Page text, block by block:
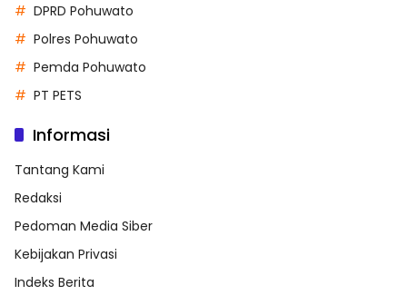
DPRD Pohuwato
Polres Pohuwato
Pemda Pohuwato
PT PETS
Informasi
Tantang Kami
Redaksi
Pedoman Media Siber
Kebijakan Privasi
Indeks Berita